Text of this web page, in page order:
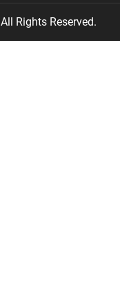
All Rights Reserved.